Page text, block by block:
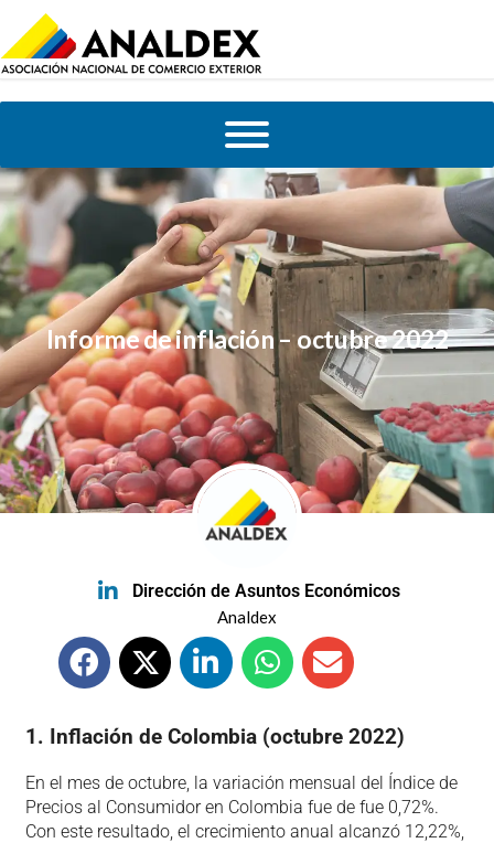
Informe de inflación – octubre 2022
Dirección de Asuntos Económicos
Analdex
1. Inflación de Colombia (octubre 2022)
En el mes de octubre, la variación mensual del Índice de
Precios al Consumidor en Colombia fue de fue 0,72%.
Con este resultado, el crecimiento anual alcanzó 12,22%,